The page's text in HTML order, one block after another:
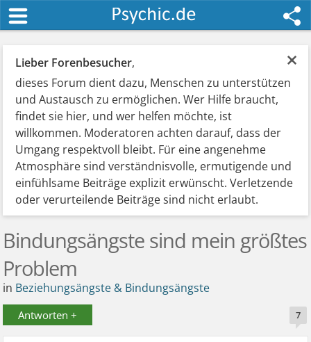
×
Lieber Forenbesucher,
dieses Forum dient dazu, Menschen zu unterstützen
und Austausch zu ermöglichen. Wer Hilfe braucht,
findet sie hier, und wer helfen möchte, ist
willkommen. Moderatoren achten darauf, dass der
Umgang respektvoll bleibt. Für eine angenehme
Atmosphäre sind verständnisvolle, ermutigende und
einfühlsame Beiträge explizit erwünscht. Verletzende
oder verurteilende Beiträge sind nicht erlaubt.
Bindungsängste sind mein größtes
Problem
in Beziehungsängste & Bindungsängste
Antworten + 7